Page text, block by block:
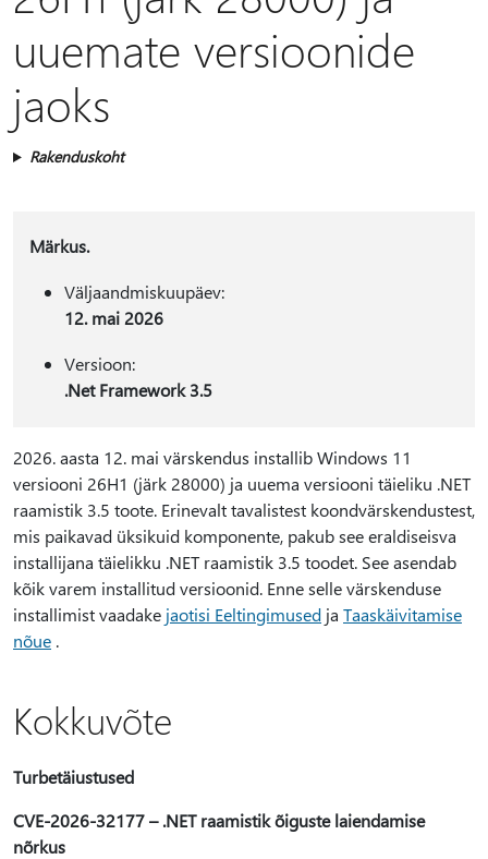
uuemate versioonide
jaoks
Rakenduskoht
Märkus.
Väljaandmiskuupäev:
12. mai 2026
Versioon:
.Net Framework 3.5
2026. aasta 12. mai värskendus installib Windows 11
versiooni 26H1 (järk 28000) ja uuema versiooni täieliku .NET
raamistik 3.5 toote. Erinevalt tavalistest koondvärskendustest,
mis paikavad üksikuid komponente, pakub see eraldiseisva
installijana täielikku .NET raamistik 3.5 toodet. See asendab
kõik varem installitud versioonid. Enne selle värskenduse
installimist vaadake jaotisi Eeltingimused ja Taaskäivitamise
nõue .
Kokkuvõte
Turbetäiustused
CVE-2026-32177 – .NET raamistik õiguste laiendamise
nõrkus